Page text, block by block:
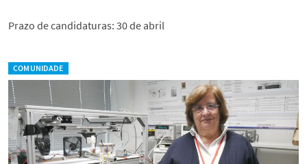
Prazo de candidaturas: 30 de abril
COMUNIDADE